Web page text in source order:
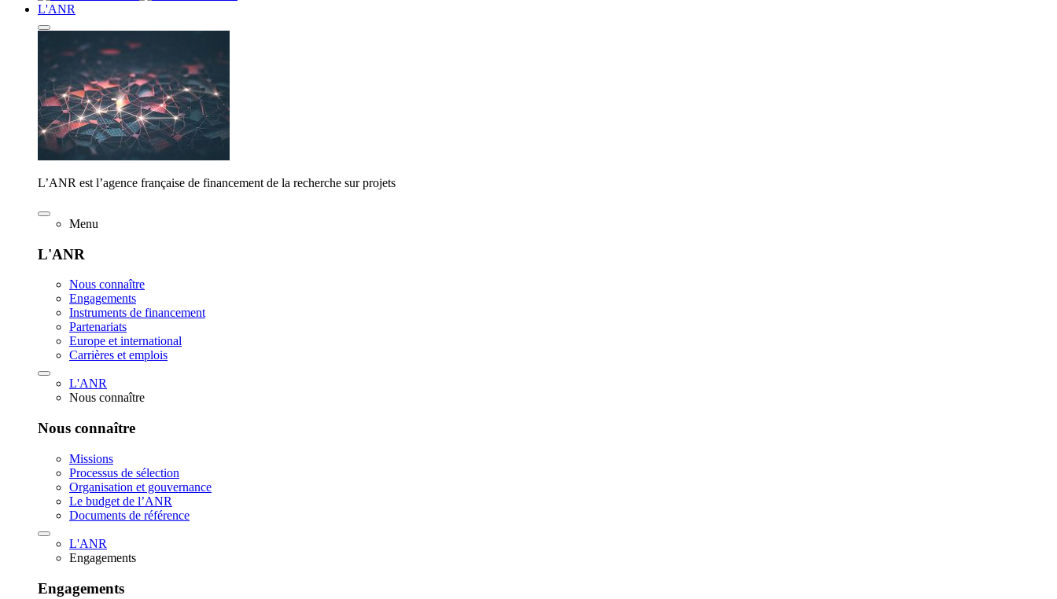
L'ANR
L’ANR est l’agence française de financement de la recherche sur projets
Menu
L'ANR
Nous connaître
Engagements
Instruments de financement
Partenariats
Europe et international
Carrières et emplois
L'ANR
Nous connaître
Nous connaître
Missions
Processus de sélection
Organisation et gouvernance
Le budget de l’ANR
Documents de référence
L'ANR
Engagements
Engagements